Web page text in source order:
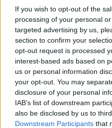
If you wish to opt-out of the
processing of your personal
targeted advertising by us,
section to confirm your
opt-out request is processed
interest-based ads based on
us or personal information
your opt-out. You may
disclosure of your personal
IAB’s list of downstream
also be disclosed by us to
Downstream Participants that
Ahogy tavaszodik és a nap
támad kedve kirándulni a